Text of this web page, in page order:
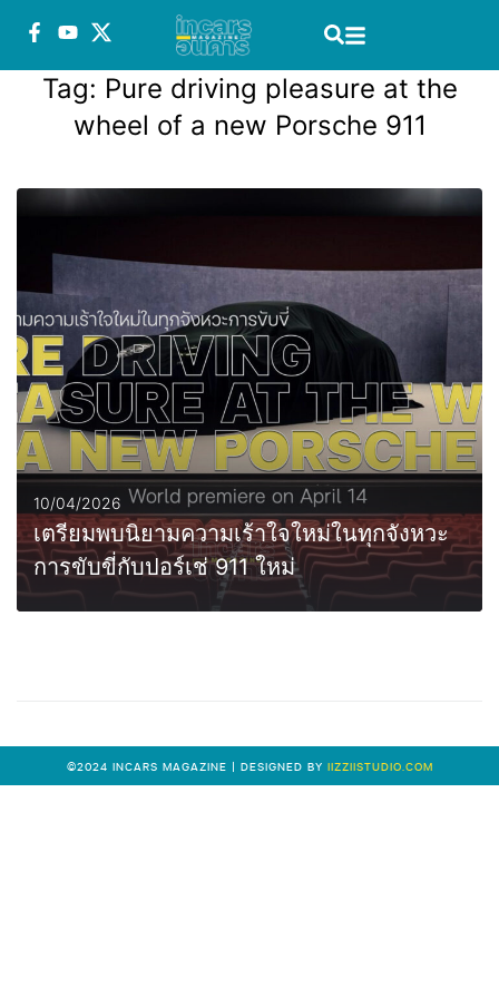
Tag: Pure driving pleasure at the
wheel of a new Porsche 911
10/04/2026
เตรียมพบนิยามความเร้าใจใหม่ในทุกจังหวะ
การขับขี่กับปอร์เช่ 911 ใหม่
0
©2024 INCARS MAGAZINE | DESIGNED BY IIZZIISTUDIO.COM